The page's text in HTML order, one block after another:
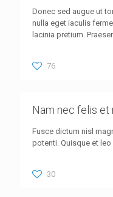
Donec sed augue ut
nulla eget iaculis
lacinia pretium.
76
Nam nec felis et
Fusce dictum nisl
potenti. Quisque et leo
30